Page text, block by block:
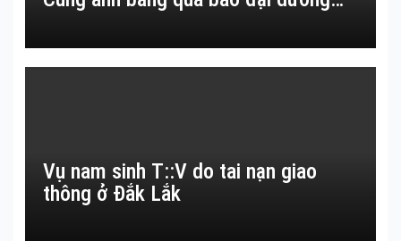
Vụ nam sinh T::V do tai nạn giao
thông ở Đắk Lắk